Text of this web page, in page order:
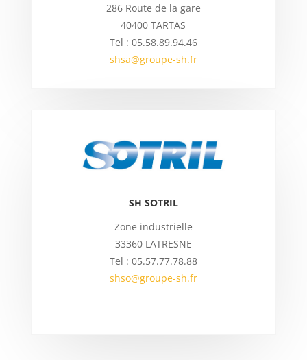
286 Route de la gare
40400 TARTAS
Tel : 05.58.89.94.46
shsa@groupe-sh.fr
SH SOTRIL
Zone industrielle
33360 LATRESNE
Tel : 05.57.77.78.88
shso@groupe-sh.fr